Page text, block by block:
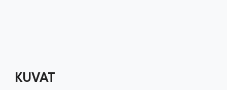
KUVAT